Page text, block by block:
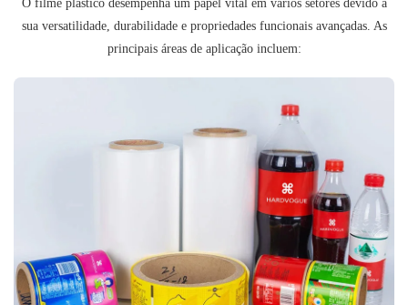
O filme plástico desempenha um papel vital em vários setores devido à
sua versatilidade, durabilidade e propriedades funcionais avançadas. As
principais áreas de aplicação incluem: